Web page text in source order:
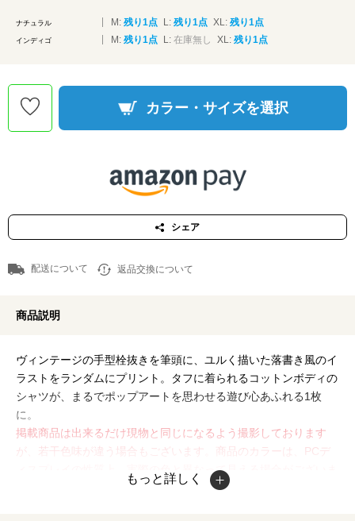
ナチュラル M: 残り1点 L: 残り1点 XL: 残り1点
インディゴ M: 残り1点 L: 在庫無し XL: 残り1点
カラー・サイズを選択
シェア
配送について 返品交換について
商品説明
ヴィンテージの手型栓抜きを筆頭に、ユルく描いた落書き風のイ
ラストをランダムにプリント。タフに着られるコットンボディの
シャツが、まるでポップアートを思わせる遊び心あふれる1枚
に。
掲載商品は出来るだけ現物と同じになるよう撮影しております
が、若干色味が違う場合もございます。商品のカラーは、PCデ
ィスプレイの性質上、実際の色と異なって見える場合がございま
すので予めご了承ください。
もっと詳しく